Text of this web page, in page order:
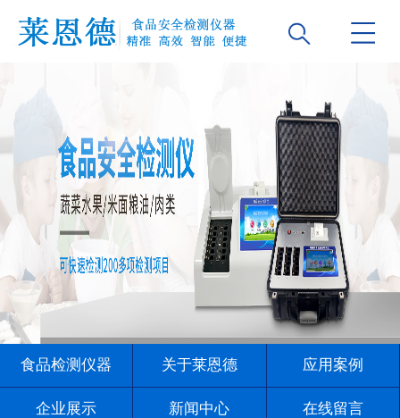
食品检测仪器 关于莱恩德 应用案例
企业展示 新闻中心 在线留言